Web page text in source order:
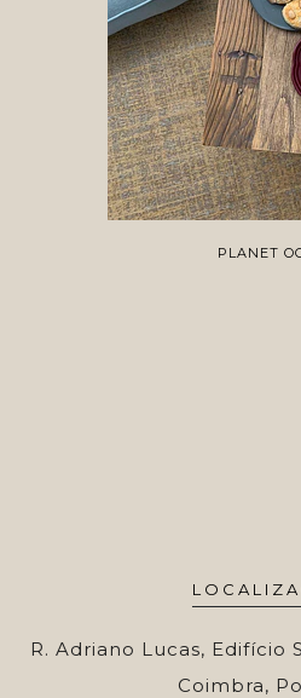
PLANET
R. Adriano Lucas, Edifício
Coimbra,